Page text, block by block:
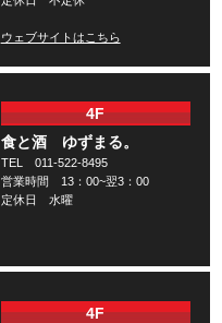
ウェブサイトはこちら
4F
食と酒 ゆずまる。
TEL 011-522-8495
営業時間 13：00~翌3：00
定休日 水曜
4F